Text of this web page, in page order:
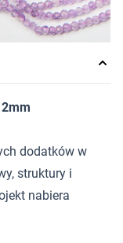
dodatków w
struktury i
nabiera